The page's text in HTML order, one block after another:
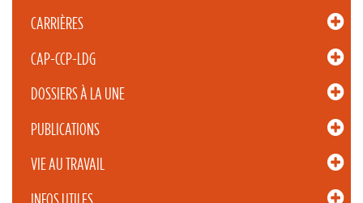
CARRIÈRES
CAP-CCP-LDG
DOSSIERS À LA UNE
PUBLICATIONS
VIE AU TRAVAIL